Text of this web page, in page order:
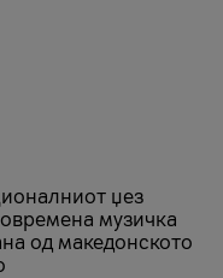
џез
музичка
од македонското